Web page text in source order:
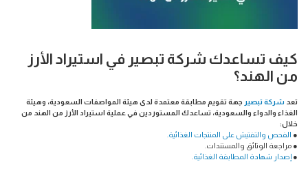
كيف تساعدك شركة تبصير في استيراد الأرز
من الهند؟
تعدشركة تبصيرجهة تقويم مطابقة معتمدة لدى هيئة المواصفات السعودية، وهيئة
الغذاء والدواء والسعودية، تساعدك المستوردين في عملية استيراد الأرز من الهند من
خلال:
الفحص والتفتيش على المنتجات الغذائية.
● مراجعة الوثائق والمستندات.
إصدار شهادة المطابقة الغذائية.